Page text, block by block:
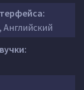
Английский